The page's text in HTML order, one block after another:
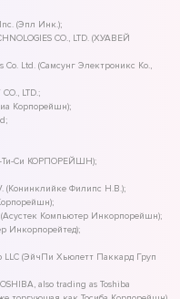
(Эпл Инк.);
CO., LTD. (ХУАВЕЙ
Co. Ltd. (Самсунг Электроникс Ко.,
LTD.;
Корпорейшн);
Ти-Си КОРПОРЕЙШН);
(Конинклийке Филипс Н.В.);
(Асустек Компьютер Инкорпорейшн);
Инкорпорейтед);
LLC (ЭйчПи Хьюлетт Паккард Груп
also trading as Toshiba